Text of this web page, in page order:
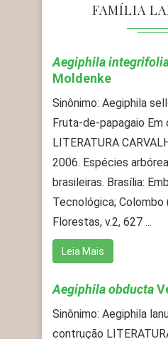
FAMÍLIA
Aegiphila
Moldenke
Sinônimo: Aegiphila
Fruta-de-papagaio Em
LITERATURA
2006. Espécies
brasileiras. Brasília:
Tecnológica; Colombo
Florestas, v.2, 627 ...
Leia Mais
Aegiphila obducta
Sinônimo: Aegiphila
contrução